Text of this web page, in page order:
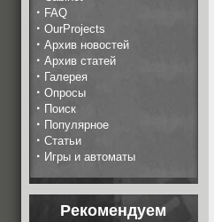
· FAQ
· OurProjects
· Архив новостей
· Архив статей
· Галерея
· Опросы
· Поиск
· Популярное
· Статьи
· Игры и автоматы
Рекомендуем